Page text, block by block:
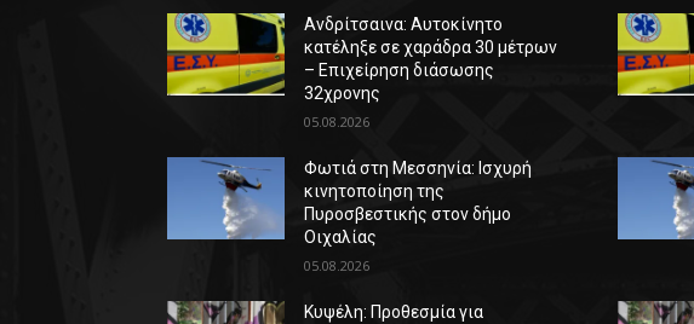
Ανδρίτσαινα: Αυτοκίνητο
κατέληξε σε χαράδρα 30 μέτρων
– Επιχείρηση διάσωσης
32χρονης
05.08.2026
Φωτιά στη Μεσσηνία: Ισχυρή
κινητοποίηση της
Πυροσβεστικής στον δήμο
Οιχαλίας
05.08.2026
Κυψέλη: Προθεσμία για